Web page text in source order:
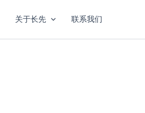
关于长先 联系我们